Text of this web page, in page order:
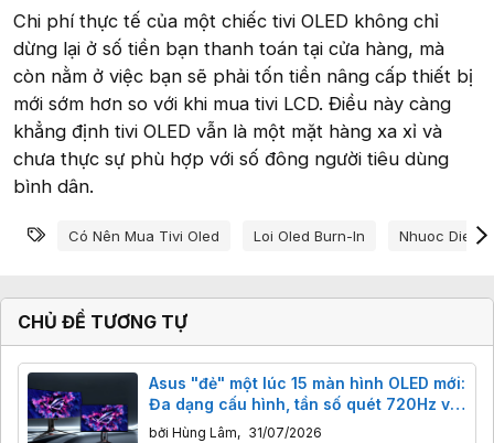
Chi phí thực tế của một chiếc tivi OLED không chỉ
dừng lại ở số tiền bạn thanh toán tại cửa hàng, mà
còn nằm ở việc bạn sẽ phải tốn tiền nâng cấp thiết bị
mới sớm hơn so với khi mua tivi LCD. Điều này càng
khẳng định tivi OLED vẫn là một mặt hàng xa xỉ và
chưa thực sự phù hợp với số đông người tiêu dùng
bình dân.
Từ khóa
Có Nên Mua Tivi Oled Loi Oled Burn-In Nhuoc Diem
CHỦ ĐỀ TƯƠNG TỰ
Asus "đẻ" một lúc 15 màn hình OLED mới:
Đa dạng cấu hình, tần số quét 720Hz và
công nghệ BlackShield
bởi Hùng Lâm, 31/07/2026